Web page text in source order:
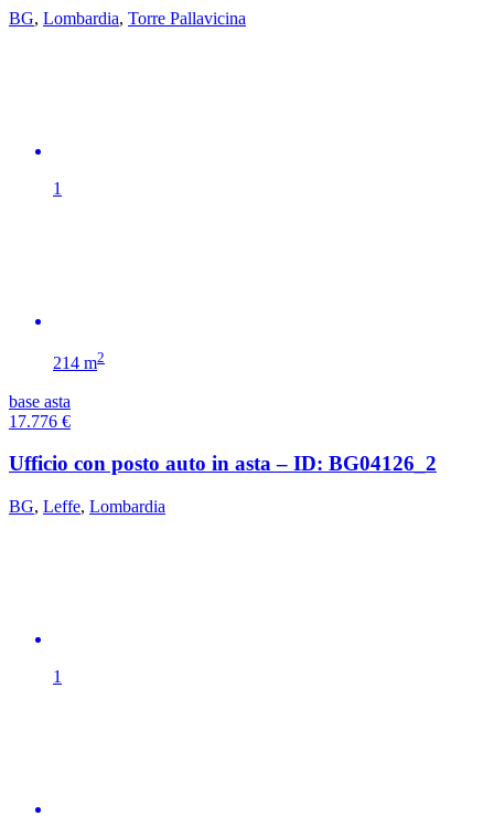
BG, Lombardia, Torre Pallavicina
1
214 m2
base asta
17.776 €
Ufficio con posto auto in asta – ID: BG04126_2
BG, Leffe, Lombardia
1